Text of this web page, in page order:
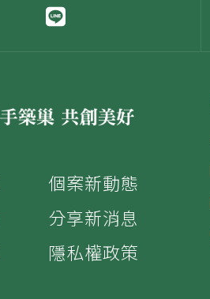
個案新動態
分享新消息
隱私權政策